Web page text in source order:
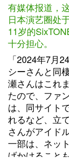
有媒体报道，
日本演艺圈处
11岁的
十分担心。
「2024年7月
シーさんと同
瀬さんはこれ
たので、ファ
は、同サイト
れるなど、立
さんがアイド
一部は、ネッ
げかけること